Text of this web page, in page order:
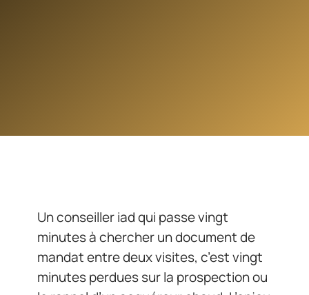
Un conseiller iad qui passe vingt
minutes à chercher un document de
mandat entre deux visites, c’est vingt
minutes perdues sur la prospection ou